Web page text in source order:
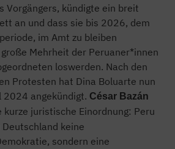
Vorgängers, kündigte ein breit
an und dass sie bis 2026, dem
im Amt zu bleiben
Mehrheit der Peruaner*innen
loswerden. Nach den
Protesten hat Dina Boluarte nun
2024 angekündigt. César Bazán
kurze juristische Einordnung: Peru
keine
sondern eine